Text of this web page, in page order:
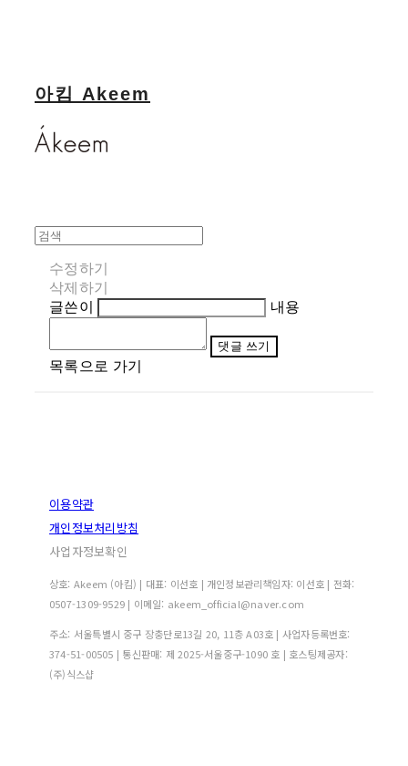
아킴 Akeem
수정하기
삭제하기
글쓴이
내용
댓글 쓰기
목록으로 가기
이용약관
개인정보처리방침
사업자정보확인
상호: Akeem (아킴) | 대표: 이선호 | 개인정보관리책임자: 이선호 | 전화:
0507-1309-9529 | 이메일: akeem_official@naver.com
주소: 서울특별시 중구 장충단로13길 20, 11층 A03호 | 사업자등록번호:
374-51-00505 | 통신판매: 제 2025-서울중구-1090 호 | 호스팅제공자:
(주)식스샵